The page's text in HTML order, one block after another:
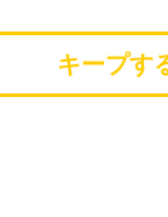
キープす